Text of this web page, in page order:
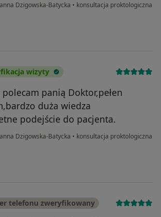
Dzigowska-Batycka • konsultacja proktologiczna
Rz
wizyty
polecam panią Doktor,pełen
duża wiedza
podejście do pacjenta.
Dzigowska-Batycka • konsultacja proktologiczna
telefonu zweryfikowany